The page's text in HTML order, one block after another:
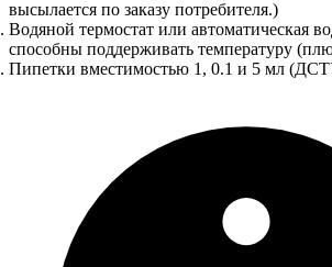
высылается по заказу потребителя.)
Водяной термостат или автоматическая
способны поддерживать температуру
Пипетки вместимостью 1, 0.1 и 5 мл